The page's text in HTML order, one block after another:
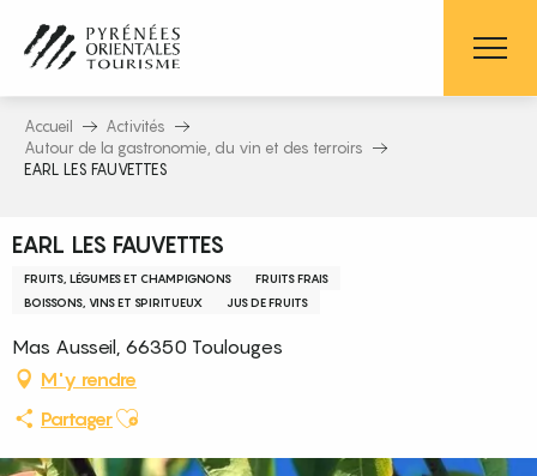
contenu
principal
Accueil
Activités
Autour de la gastronomie, du vin et des terroirs
EARL LES FAUVETTES
EARL LES FAUVETTES
FRUITS, LÉGUMES ET CHAMPIGNONS
FRUITS FRAIS
BOISSONS, VINS ET SPIRITUEUX
JUS DE FRUITS
Mas Ausseil, 66350 Toulouges
M'y rendre
PartagerAjouter aux favoris